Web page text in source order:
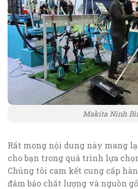
Makita Ninh
Rất mong nội dung này mang
cho bạn trong quá trình lựa
Chúng tôi cam kết cung cấp
đảm bảo chất lượng và nguồn